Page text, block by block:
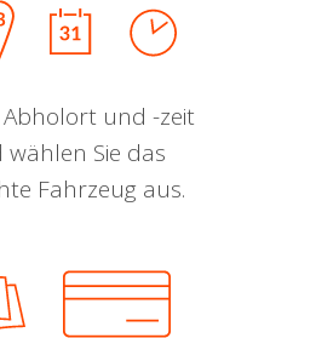
Abholort und -zeit
wählen Sie das
Fahrzeug aus.